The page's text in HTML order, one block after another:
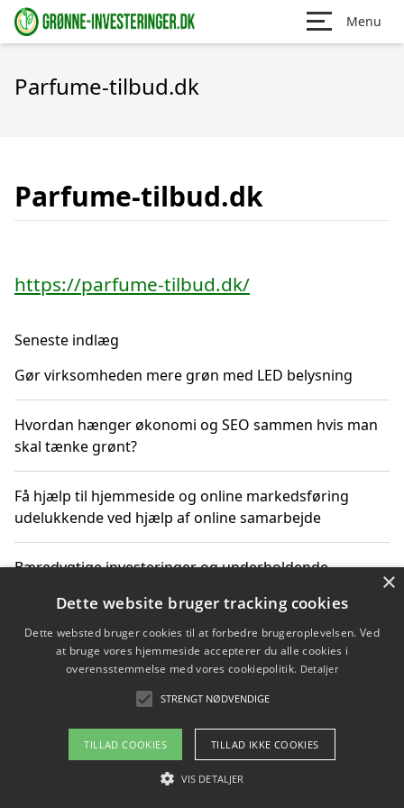
Menu
Parfume-tilbud.dk
Parfume-tilbud.dk
https://parfume-tilbud.dk/
Seneste indlæg
Gør virksomheden mere grøn med LED belysning
Hvordan hænger økonomi og SEO sammen hvis man
skal tænke grønt?
Få hjælp til hjemmeside og online markedsføring
udelukkende ved hjælp af online samarbejde
Bæredygtige investeringer og underholdende
Sådan kan online møder for virksomheder fremme
grønne investeringer
Copyright 2026 - Pilanto Aps
Om / kontakt
×
Dette website bruger tracking cookies
Dette websted bruger cookies til at forbedre brugeroplevelsen. Ved
at bruge vores hjemmeside accepterer du alle cookies i
overensstemmelse med vores cookiepolitik. Detaljer
STRENGT NØDVENDIGE
TILLAD COOKIES TILLAD IKKE COOKIES
VIS DETALJER